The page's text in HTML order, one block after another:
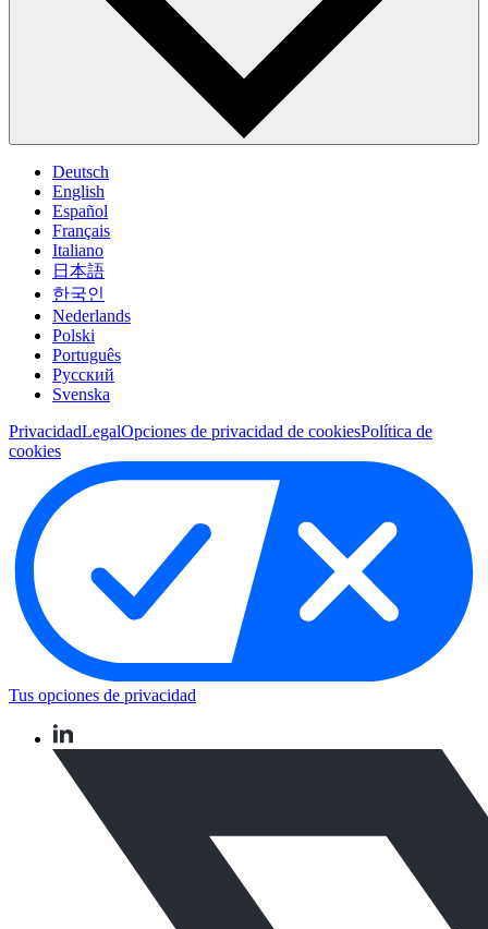
Deutsch
English
Español
Français
Italiano
日本語
한국인
Nederlands
Polski
Português
Pусский
Svenska
PrivacidadLegalOpciones de privacidad de cookiesPolítica de
cookies
Tus opciones de privacidad